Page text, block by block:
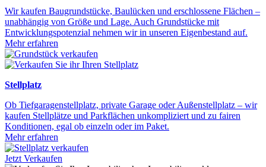
Wir kaufen Baugrundstücke, Baulücken und erschlossene Flächen –
unabhängig von Größe und Lage. Auch Grundstücke mit
Entwicklungspotenzial nehmen wir in unseren Eigenbestand auf.
Mehr erfahren
Stellplatz
Ob Tiefgaragenstellplatz, private Garage oder Außenstellplatz – wir
kaufen Stellplätze und Parkflächen unkompliziert und zu fairen
Konditionen, egal ob einzeln oder im Paket.
Mehr erfahren
Jetzt Verkaufen